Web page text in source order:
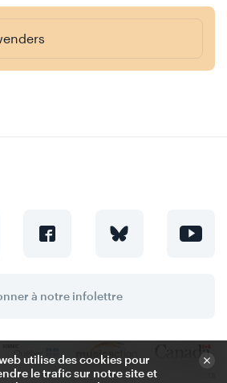
à notre infolettre
Politique de confidentialité
utilise des cookies pour
le trafic sur notre site et